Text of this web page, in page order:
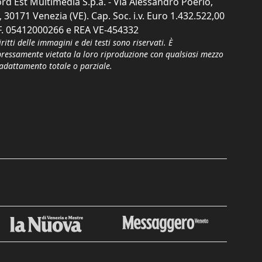
30171 Venezia (VE). Cap. Soc. i.v. Euro 1.432.522,00
05412000266 e REA VE-454332
delle immagini e dei testi sono riservati. È
vietata la loro riproduzione con qualsiasi mezzo
totale o parziale.